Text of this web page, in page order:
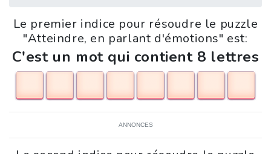
Le premier indice pour résoudre le puzzle
"Atteindre, en parlant d'émotions" est:
C'est un mot qui contient 8 lettres
ANNONCES